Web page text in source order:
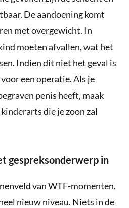
De aandoening komt
met overgewicht. In
moeten afvallen, wat het
Indien dit niet het geval is
een operatie. Als je
penis heeft, maak
die je zoon zal
gespreksonderwerp in
van WTF-momenten,
nieuw niveau. Niets in de